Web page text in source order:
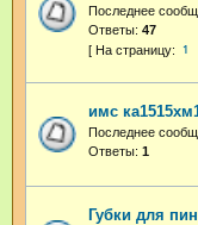
Последнее
Ответы: 47
1
имс
Последнее
Ответы: 1
Губки для